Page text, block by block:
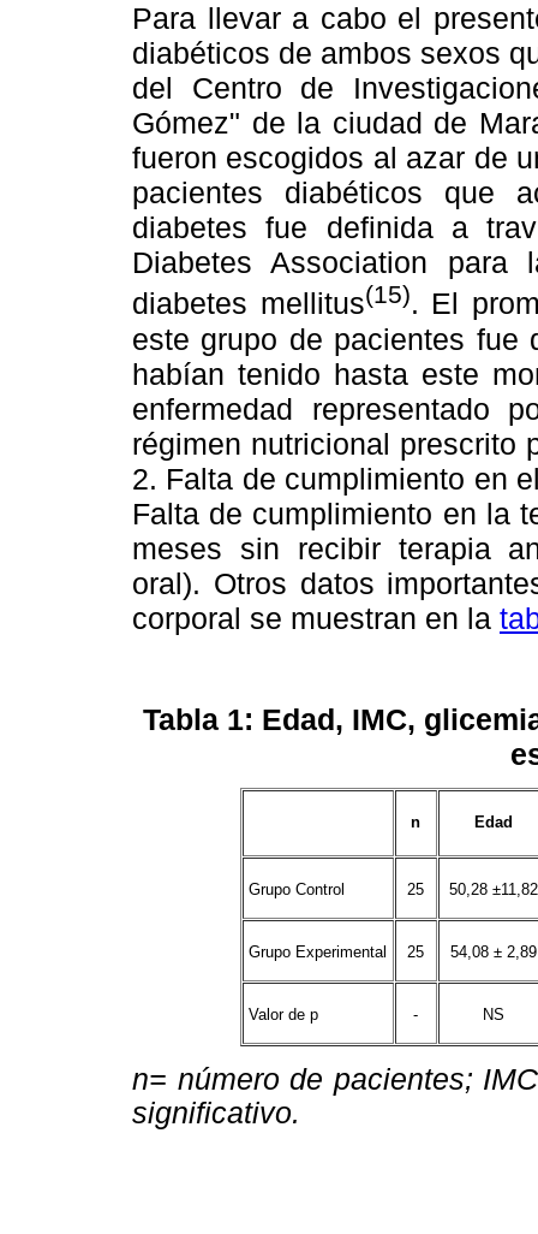
Para llevar a cabo el
diabéticos de ambos sexos
del Centro de
Gómez" de la ciudad de
fueron escogidos al azar de
pacientes diabéticos que
diabetes fue definida a
Diabetes Association
diabetes mellitus(15). El
este grupo de pacientes
habían tenido hasta este
enfermedad representado
régimen nutricional prescrito
2. Falta de cumplimiento en
Falta de cumplimiento en la
meses sin recibir terapia
oral). Otros datos
corporal se muestran en la
Tabla 1: Edad, IMC,
n Edad
Grupo Control 25 50,28 ±11,82
Grupo Experimental 25 54,08 ± 2,89
Valor de p - NS
n= número de pacientes;
significativo.